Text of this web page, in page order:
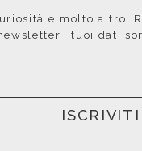
e molto altro!
tuoi dati
ISCRIVITI